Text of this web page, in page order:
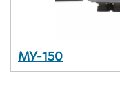
МУ-150